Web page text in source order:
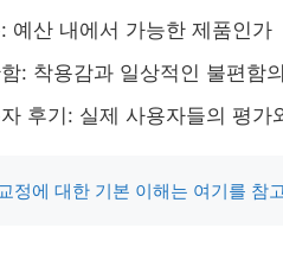
예산 내에서 가능한 제품인가
: 착용감과 일상적인 불편함
후기: 실제 사용자들의 평가
정에 대한 기본 이해는 여기를 참